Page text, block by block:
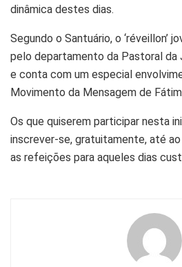
dinâmica destes dias.
Segundo o Santuário, o ‘réveillon’
pelo departamento da Pastoral da
e conta com um especial
Movimento da Mensagem de
Os que quiserem participar nesta
inscrever-se, gratuitamente, até
as refeições para aqueles dias